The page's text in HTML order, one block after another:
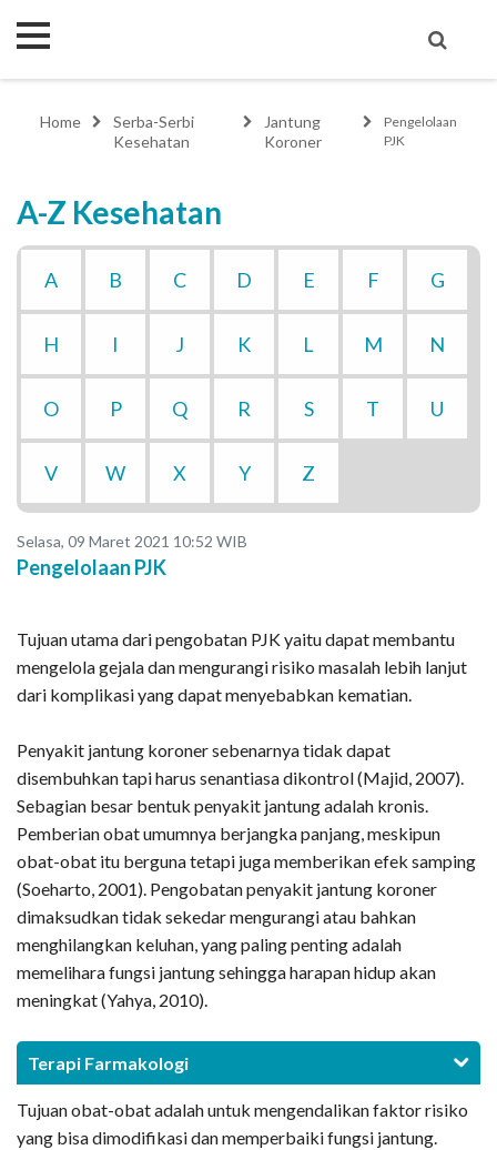
Home
Serba-Serbi
Kesehatan
Jantung
Koroner
Pengelolaan
PJK
A-Z Kesehatan
A B C D E F G
H I J K L M N
O P Q R S T U
V W X Y Z
Selasa, 09 Maret 2021 10:52 WIB
Pengelolaan PJK
Tujuan utama dari pengobatan PJK yaitu dapat membantu
mengelola gejala dan mengurangi risiko masalah lebih lanjut
dari komplikasi yang dapat menyebabkan kematian.
Penyakit jantung koroner sebenarnya tidak dapat
disembuhkan tapi harus senantiasa dikontrol (Majid, 2007).
Sebagian besar bentuk penyakit jantung adalah kronis.
Pemberian obat umumnya berjangka panjang, meskipun
obat-obat itu berguna tetapi juga memberikan efek samping
(Soeharto, 2001). Pengobatan penyakit jantung koroner
dimaksudkan tidak sekedar mengurangi atau bahkan
menghilangkan keluhan, yang paling penting adalah
memelihara fungsi jantung sehingga harapan hidup akan
meningkat (Yahya, 2010).
Terapi Farmakologi
Tujuan obat-obat adalah untuk mengendalikan faktor risiko
yang bisa dimodifikasi dan memperbaiki fungsi jantung.